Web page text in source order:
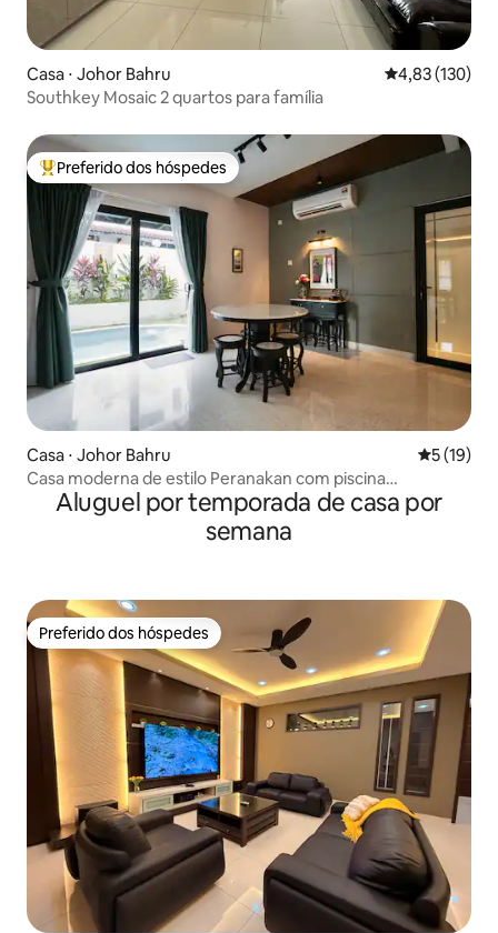
Casa ⋅ Johor Bahru 4,83 de uma
4,83 (130)
Southkey Mosaic 2 quartos para família
Entre os melhores preferidos dos hóspedes
Preferido dos hóspedes
Casa ⋅ Johor Bahru 5 de uma
5 (19)
Casa moderna de estilo Peranakan com piscina
@KSL/Pelangi『HALCYON』
Aluguel por temporada de casa por
semana
Preferido dos hóspedes
Preferido dos hóspedes